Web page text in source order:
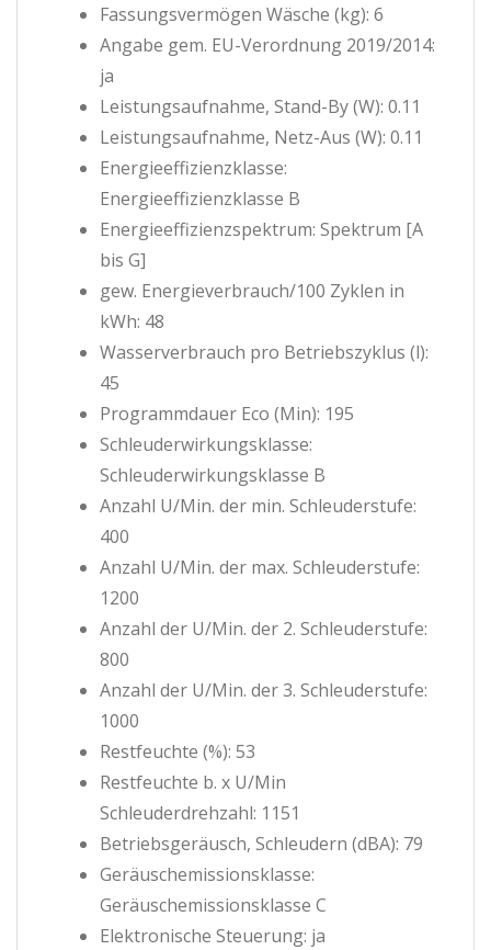
Fassungsvermögen Wäsche (kg): 6
Angabe gem. EU-Verordnung 2019/2014:
ja
Leistungsaufnahme, Stand-By (W): 0.11
Leistungsaufnahme, Netz-Aus (W): 0.11
Energieeffizienzklasse:
Energieeffizienzklasse B
Energieeffizienzspektrum: Spektrum [A
bis G]
gew. Energieverbrauch/100 Zyklen in
kWh: 48
Wasserverbrauch pro Betriebszyklus (l):
45
Programmdauer Eco (Min): 195
Schleuderwirkungsklasse:
Schleuderwirkungsklasse B
Anzahl U/Min. der min. Schleuderstufe:
400
Anzahl U/Min. der max. Schleuderstufe:
1200
Anzahl der U/Min. der 2. Schleuderstufe:
800
Anzahl der U/Min. der 3. Schleuderstufe:
1000
Restfeuchte (%): 53
Restfeuchte b. x U/Min
Schleuderdrehzahl: 1151
Betriebsgeräusch, Schleudern (dBA): 79
Geräuschemissionsklasse:
Geräuschemissionsklasse C
Elektronische Steuerung: ja